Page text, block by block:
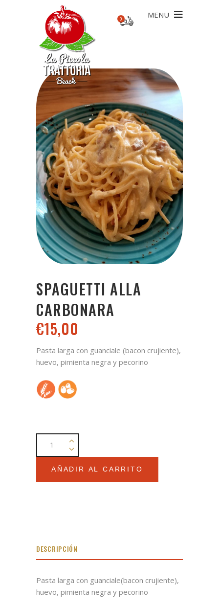
0
un pedido mínimo de 20€
MENU
SPAGUETTI ALLA
CARBONARA
€15,00
Pasta larga con guanciale (bacon crujiente),
huevo, pimienta negra y pecorino
carbonara
quantity
AÑADIR AL CARRITO
DESCRIPCIÓN
Pasta larga con guanciale(bacon crujiente),
huevo, pimienta negra y pecorino